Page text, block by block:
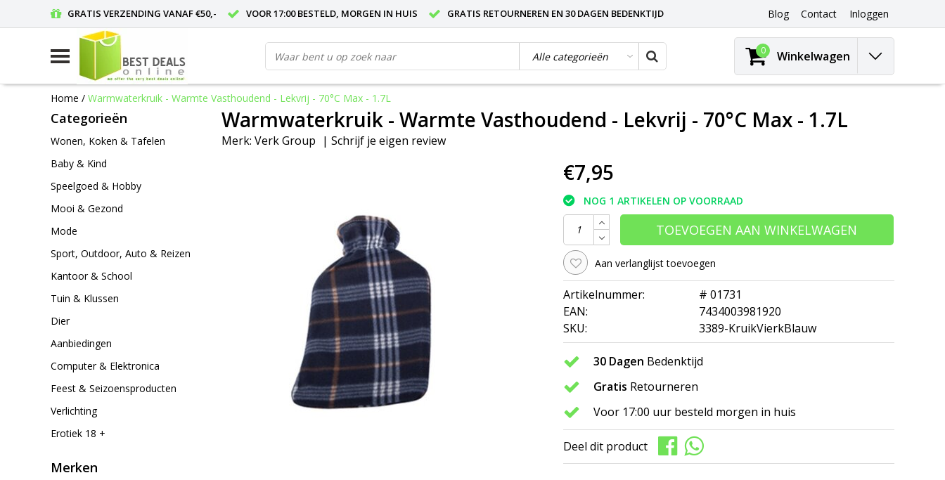
GRATIS VERZENDING VANAF €50,- VOOR 17:00 BESTELD, MORGEN IN HUIS GRATIS RETOURNEREN EN 30 DAGEN BEDENKTIJD Blog Contact Inloggen
0 Winkelwagen
Home / Warmwaterkruik - Warmte Vasthoudend - Lekvrij - 70°C Max - 1.7L
Categorieën
Wonen, Koken & Tafelen
Baby & Kind
Speelgoed & Hobby
Mooi & Gezond
Mode
Sport, Outdoor, Auto & Reizen
Kantoor & School
Tuin & Klussen
Dier
Aanbiedingen
Computer & Elektronica
Feest & Seizoensproducten
Verlichting
Erotiek 18 +
Merken
Warmwaterkruik - Warmte Vasthoudend - Lekvrij - 70°C Max - 1.7L
Merk: Verk Group | Schrijf je eigen review
€7,95
NOG 1 ARTIKELEN OP VOORRAAD
TOEVOEGEN AAN WINKELWAGEN
Aan verlanglijst toevoegen
Artikelnummer:
# 01731
EAN:
7434003981920
SKU:
3389-KruikVierkBlauw
30 Dagen Bedenktijd
Gratis Retourneren
Voor 17:00 uur besteld morgen in huis
Deel dit product